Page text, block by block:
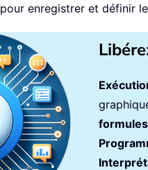
pour enregistrer et définir